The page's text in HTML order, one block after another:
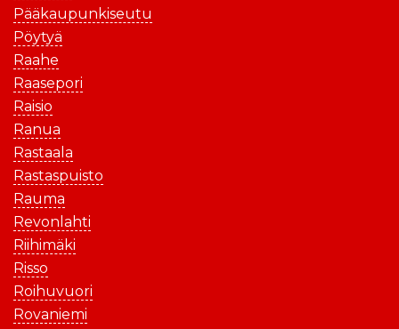
Pääkaupunkiseutu
Pöytyä
Raahe
Raasepori
Raisio
Ranua
Rastaala
Rastaspuisto
Rauma
Revonlahti
Riihimäki
Risso
Roihuvuori
Rovaniemi